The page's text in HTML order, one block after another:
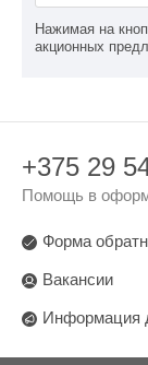
Нажимая на
акционных
+375 29
Помощь в
Форма
Вакансии
Информация